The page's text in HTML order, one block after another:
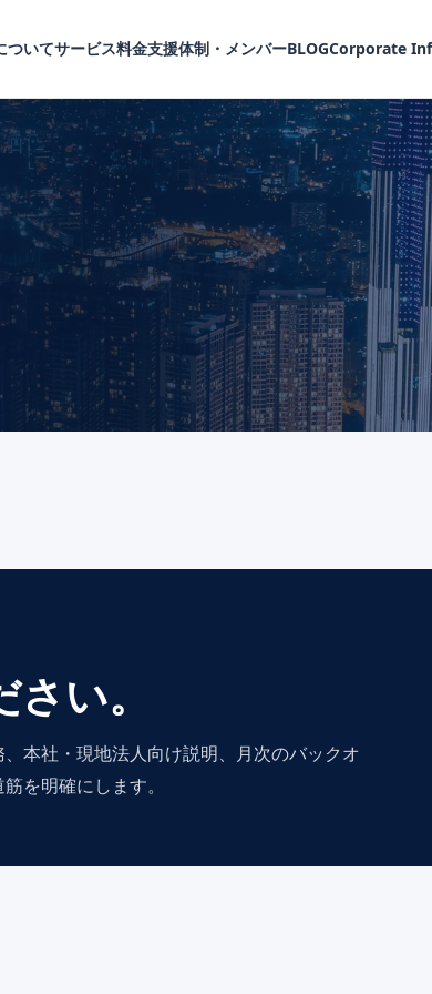
ついてサービス料金支援体制・メンバーBLOGCorporate
い。
本社・現地法人向け説明、月次のバックオ
を明確にします。